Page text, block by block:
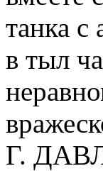
танка с
в тыл
Г.